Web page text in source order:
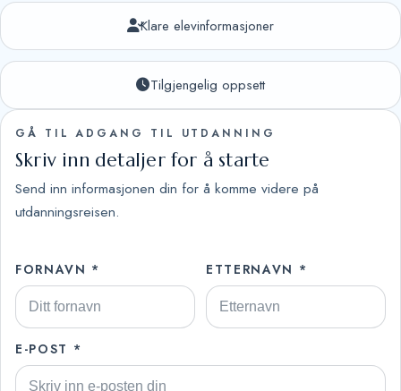
Klare elevinformasjoner
Tilgjengelig oppsett
GÅ TIL ADGANG TIL UTDANNING
Skriv inn detaljer for å starte
Send inn informasjonen din for å komme videre på
utdanningsreisen.
FORNAVN * ETTERNAVN *
E-POST *